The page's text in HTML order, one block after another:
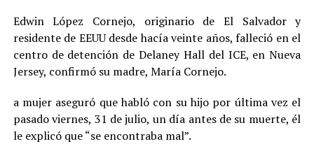
Edwin López Cornejo, originario de El Salvador y
residente de EEUU desde hacía veinte años, falleció en el
centro de detención de Delaney Hall del ICE, en Nueva
Jersey, confirmó su madre, María Cornejo.
a mujer aseguró que habló con su hijo por última vez el
pasado viernes, 31 de julio, un día antes de su muerte, él
le explicó que “se encontraba mal”.